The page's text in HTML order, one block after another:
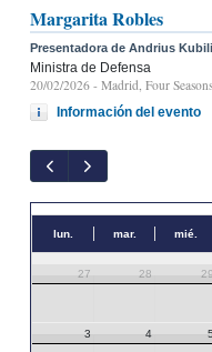
Margarita Robles
Presentadora de Andrius
Ministra de Defensa
20/02/2026 - Madrid, Four
Información del evento
lun. mar. mié.
27 28 29
3 4